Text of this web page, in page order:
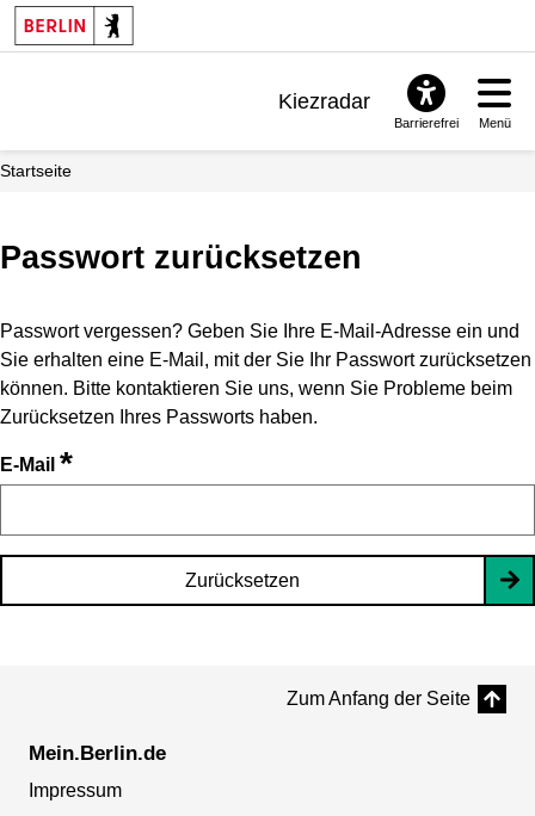
Kiezradar
Barrierefrei Menü
Startseite
Passwort zurücksetzen
Passwort vergessen? Geben Sie Ihre E-Mail-Adresse ein und
Sie erhalten eine E-Mail, mit der Sie Ihr Passwort zurücksetzen
können. Bitte kontaktieren Sie uns, wenn Sie Probleme beim
Zurücksetzen Ihres Passworts haben.
E-Mail *
Zurücksetzen
Zum Anfang der Seite
Mein.Berlin.de
Impressum